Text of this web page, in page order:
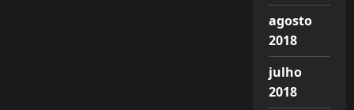
agosto
2018
julho
2018